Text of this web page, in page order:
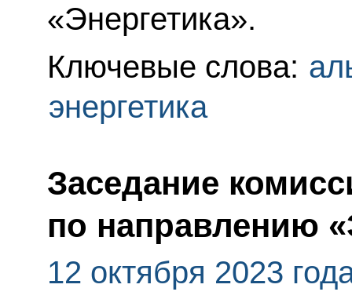
«Энергетика».
Ключевые слова:
энергетика
Заседание
по направлению
12 октября 2023